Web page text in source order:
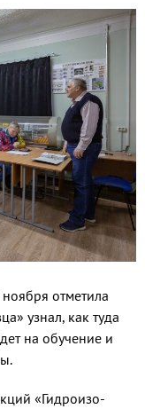
отметила
узнал, как туда
на обучение и
«Гидроизо­